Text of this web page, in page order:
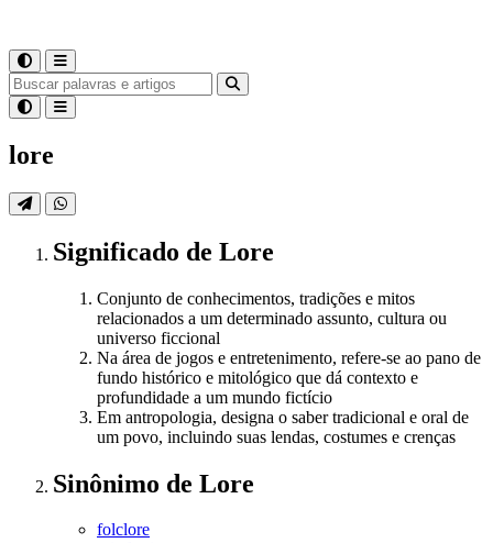
lore
Significado de Lore
Conjunto de conhecimentos, tradições e mitos
relacionados a um determinado assunto, cultura ou
universo ficcional
Na área de jogos e entretenimento, refere-se ao pano de
fundo histórico e mitológico que dá contexto e
profundidade a um mundo fictício
Em antropologia, designa o saber tradicional e oral de
um povo, incluindo suas lendas, costumes e crenças
Sinônimo de Lore
folclore